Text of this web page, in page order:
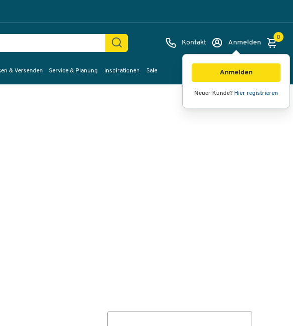
Kontakt Anmelden
Anmelden
Neuer Kunde? Hier registrieren
0
& Versenden Service & Planung Inspirationen Sale
Bilder Videos 360°-Ansicht